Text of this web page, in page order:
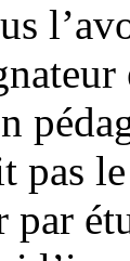
pas
par